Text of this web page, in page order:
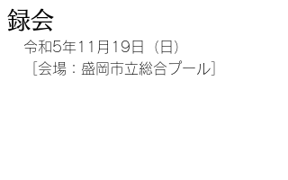
録会
令和5年11月19日（日）
［会場：盛岡市立総合プール］